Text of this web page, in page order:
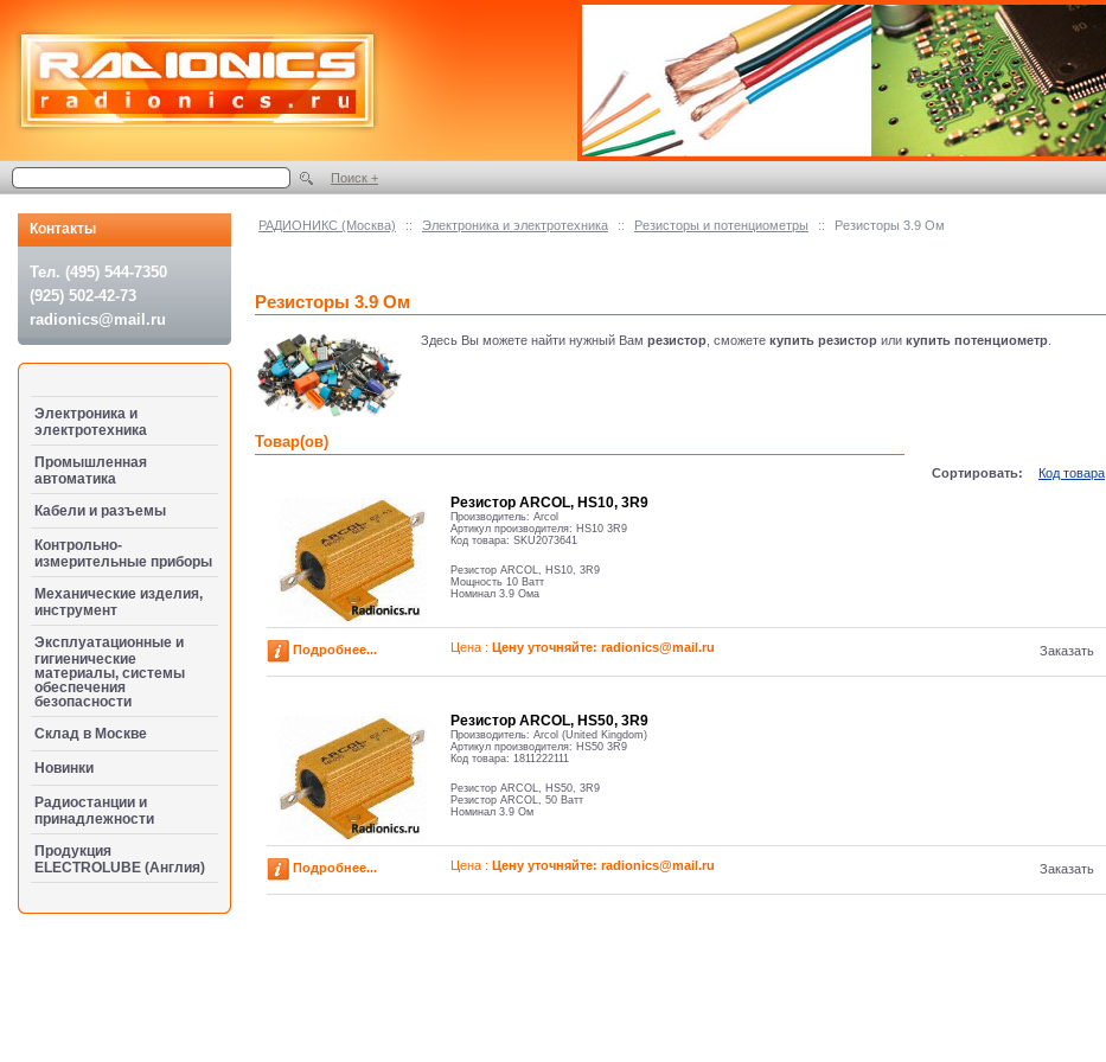
РАДИОНИКС (Москва) :: Электроника и электротехника :: Резисторы и потенциометры :: Резисторы 3.9 Ом
Резисторы 3.9 Ом
Здесь Вы можете найти нужный Вам резистор , сможете купить резистор или купить потенциометр
Товар(ов)
Сортировать: Код товара
Резистор ARCOL, HS10, 3R9
Производитель: Arcol
Артикул производителя: HS10 3R9
Код товара: SKU2073641
Резистор ARCOL, HS10, 3R9
Мощность 10 Ватт
Номинал 3.9 Омa
Подробнее... Заказать
Цена : Цену уточняйте: radioniсs@mail.ru
Резистор ARCOL, HS50, 3R9
Производитель: Arcol (United Kingdom)
Артикул производителя: HS50 3R9
Код товара: 1811222111
Резистор ARCOL, HS50, 3R9
Резистор ARCOL, 50 Ватт
Номинал 3.9 Ом
Подробнее... Заказать
Цена : Цену уточняйте: radioniсs@mail.ru
Контакты
Тел. (495) 544-7350
(925) 502-42-73
radionics@mail.ru
Электроника и
электротехника
Промышленная
автоматика
Кабели и разъемы
Контрольно-
измерительные приборы
Механические изделия,
инструмент
Эксплуатационные и
гигиенические
материалы, системы
обеспечения
безопасности
Cклад в Москве
Новинки
Радиостанции и
принадлежности
Продукция
ELECTROLUBE (Англия)
Поиск +